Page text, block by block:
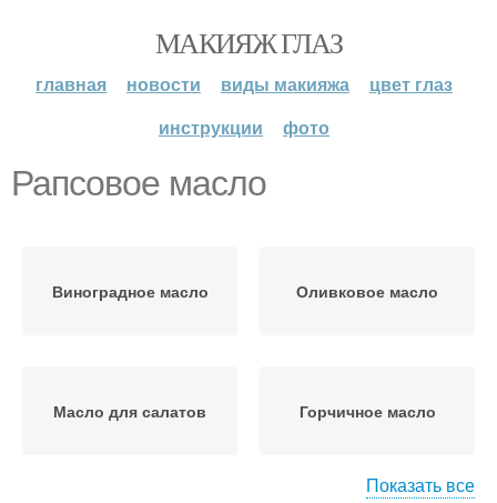
МАКИЯЖ ГЛАЗ
главная новости виды макияжа
цвет глаз
инструкции
фото
Рапсовое масло
Виноградное масло Оливковое масло
Масло для салатов Горчичное масло
Показать все